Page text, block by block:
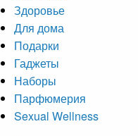
Здоровье
Для дома
Подарки
Гаджеты
Наборы
Парфюмерия
Sexual Wellness